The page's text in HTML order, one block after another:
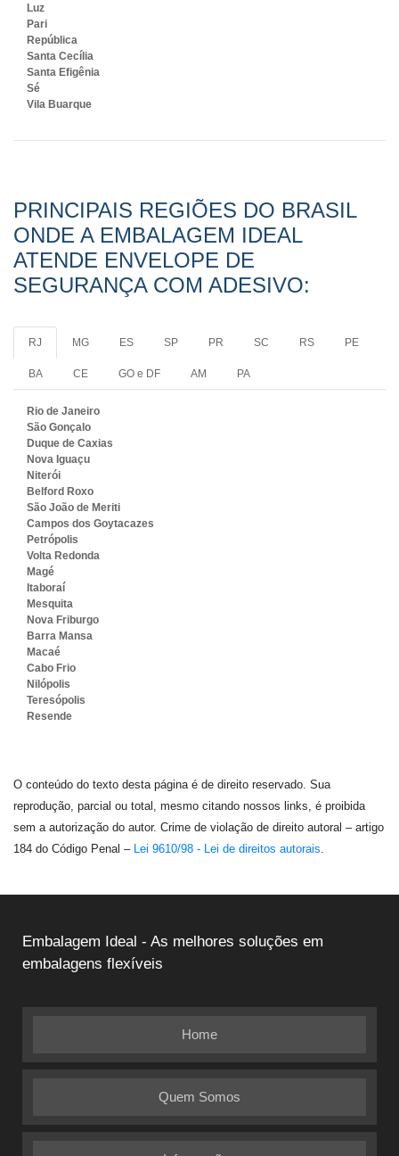
Luz
Pari
República
Santa Cecília
Santa Efigênia
Sé
Vila Buarque
PRINCIPAIS REGIÕES DO BRASIL
ONDE A EMBALAGEM IDEAL
ATENDE ENVELOPE DE
SEGURANÇA COM ADESIVO:
RJ MG ES SP PR SC RS PE
BA CE GO e DF AM PA
Rio de Janeiro
São Gonçalo
Duque de Caxias
Nova Iguaçu
Niterói
Belford Roxo
São João de Meriti
Campos dos Goytacazes
Petrópolis
Volta Redonda
Magé
Itaboraí
Mesquita
Nova Friburgo
Barra Mansa
Macaé
Cabo Frio
Nilópolis
Teresópolis
Resende
O conteúdo do texto desta página é de direito reservado. Sua
reprodução, parcial ou total, mesmo citando nossos links, é proibida
sem a autorização do autor. Crime de violação de direito autoral – artigo
184 do Código Penal – Lei 9610/98 - Lei de direitos autorais.
Embalagem Ideal - As melhores soluções em
embalagens flexíveis
Home
Quem Somos